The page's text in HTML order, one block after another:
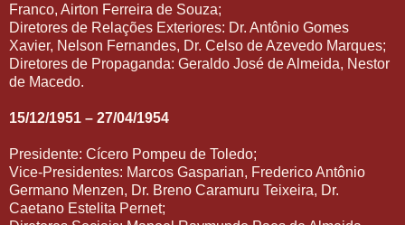
Franco, Airton Ferreira de Souza;
Diretores de Relações Exteriores: Dr. Antônio Gomes
Xavier, Nelson Fernandes, Dr. Celso de Azevedo Marques;
Diretores de Propaganda: Geraldo José de Almeida, Nestor
de Macedo.
15/12/1951 – 27/04/1954
Presidente: Cícero Pompeu de Toledo;
Vice-Presidentes: Marcos Gasparian, Frederico Antônio
Germano Menzen, Dr. Breno Caramuru Teixeira, Dr.
Caetano Estelita Pernet;